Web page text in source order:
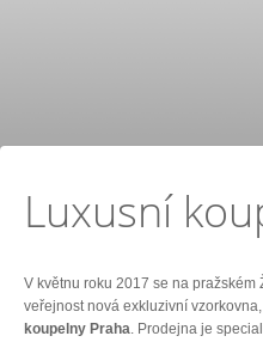
Luxusní
V květnu roku 2017 se na pražském
veřejnost nová exkluzivní
koupelny Praha. Prodejna je